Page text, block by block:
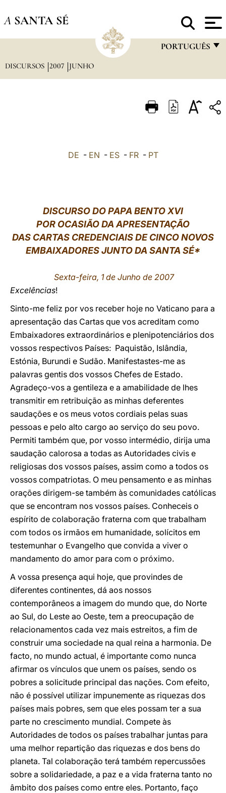
A SANTA SÉ
PORTUGUÊS
ITALIANO
中文
LATINE
DISCURSOS 2007 JUNHO
DE - EN - ES- FR- PT
DISCURSO DO PAPA BENTO XVI
POR OCASIÃO DA APRESENTAÇÃO
DAS CARTAS CREDENCIAIS DE CINCO NOVOS
EMBAIXADORES JUNTO DA SANTA SÉ*
Sexta-feira, 1 de Junho de 2007
Excelências!
Sinto-me feliz por vos receber hoje no Vaticano para a
apresentação das Cartas que vos acreditam como
Embaixadores extraordinários e plenipotenciários dos
vossos respectivos Países: Paquistão, Islândia,
Estónia, Burundi e Sudão. Manifestastes-me as
palavras gentis dos vossos Chefes de Estado.
Agradeço-vos a gentileza e a amabilidade de lhes
transmitir em retribuição as minhas deferentes
saudações e os meus votos cordiais pelas suas
pessoas e pelo alto cargo ao serviço do seu povo.
Permiti também que, por vosso intermédio, dirija uma
saudação calorosa a todas as Autoridades civis e
religiosas dos vossos países, assim como a todos os
vossos compatriotas. O meu pensamento e as minhas
orações dirigem-se também às comunidades católicas
que se encontram nos vossos países. Conheceis o
espírito de colaboração fraterna com que trabalham
com todos os irmãos em humanidade, solícitos em
testemunhar o Evangelho que convida a viver o
mandamento do amor para com o próximo.
A vossa presença aqui hoje, que provindes de
diferentes continentes, dá aos nossos
contemporâneos a imagem do mundo que, do Norte
ao Sul, do Leste ao Oeste, tem a preocupação de
relacionamentos cada vez mais estreitos, a fim de
construir uma sociedade na qual reina a harmonia. De
facto, no mundo actual, é importante como nunca
afirmar os vínculos que unem os países, sendo os
pobres a solicitude principal das nações. Com efeito,
não é possível utilizar impunemente as riquezas dos
países mais pobres, sem que eles possam ter a sua
parte no crescimento mundial. Compete às
Autoridades de todos os países trabalhar juntas para
uma melhor repartição das riquezas e dos bens do
planeta. Tal colaboração terá também repercussões
sobre a solidariedade, a paz e a vida fraterna tanto no
âmbito dos países como entre eles. Portanto, faço